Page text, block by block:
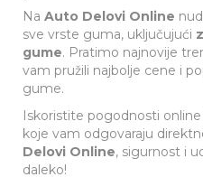
Na Auto Delovi Online
sve vrste guma, uključujući
gume. Pratimo najnovije
vam pružili najbolje cene i
gume.
Iskoristite pogodnosti
koje vam odgovaraju
Delovi Online, sigurnost i
daleko!